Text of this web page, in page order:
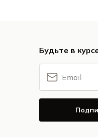
Будьте в